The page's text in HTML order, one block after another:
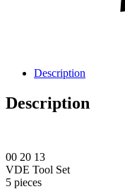
Description
Description
00 20 13
VDE Tool Set
5 pieces